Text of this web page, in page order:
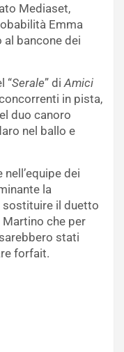
Mediaset,
Emma
bancone dei
“Serale” di Amici
in pista,
duo canoro
nel ballo e
dei
la
sostituire il duetto
Martino che per
stati
forfait.